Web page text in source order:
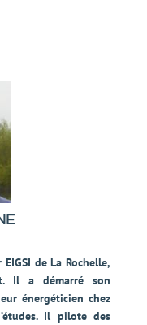
de La Rochelle,
Il a démarré son
énergéticien chez
Il pilote des